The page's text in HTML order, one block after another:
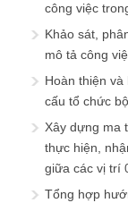
công việc
Khảo sát,
mô tả công
Hoàn thiện
cấu tổ chức
Xây dựng ma
thực hiện,
giữa các vị trí
Tổng hợp